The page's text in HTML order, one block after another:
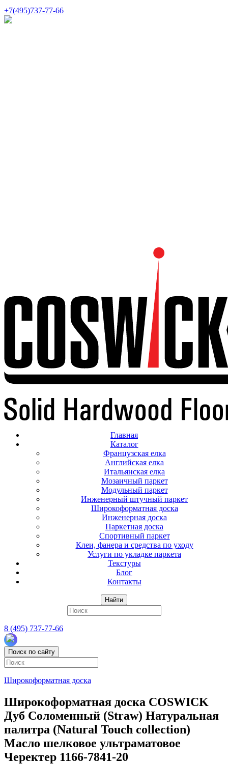
+7(495)737-77-66
Главная
Каталог
Французская елка
Английская елка
Итальянская елка
Мозаичный паркет
Модульный паркет
Инженерный штучный паркет
Широкоформатная доска
Инженерная доска
Паркетная доска
Спортивный паркет
Клеи, фанера и средства по уходу
Услуги по укладке паркета
Текстуры
Блог
Контакты
Найти
8 (495) 737-77-66
Поиск по сайту
Широкоформатная доска
Широкоформатная доска COSWICK
Дуб Соломенный (Straw) Натуральная
палитра (Natural Touch collection)
Масло шелковое ультраматовое
Черектер 1166-7841-20